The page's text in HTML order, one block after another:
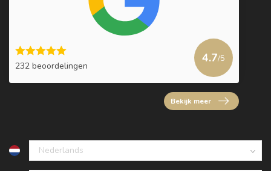
232 beoordelingen
4.7/5
Bekijk meer